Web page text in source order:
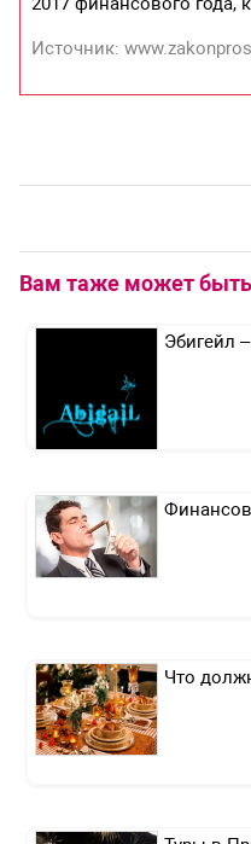
Источник:
Вам таже может быть
Эбигейл
Что